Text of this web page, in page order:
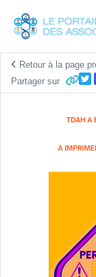
Retour à la page
Partager sur